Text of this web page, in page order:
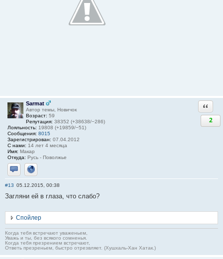
Sarmat
Автор темы, Новичок
Возраст: 59
Репутация: 38352 (+38638/−286)
Лояльность: 19808 (+19859/−51)
Сообщения: 8015
Зарегистрирован: 07.04.2012
С нами: 14 лет 4 месяца
Имя: Макар
Откуда: Русь - Поволжье
Отправить личное сообщение
Сайт
2
#13 05.12.2015, 00:38
Загляни ей в глаза, что слабо?
Спойлер
Когда тебя встречают уваженьем,
Уважь и ты, без всякого сомненья.
Когда тебя презрением встречают,
Ответь презреньем, быстро отрезвляет. (Хушхаль-Хан Хатак.)